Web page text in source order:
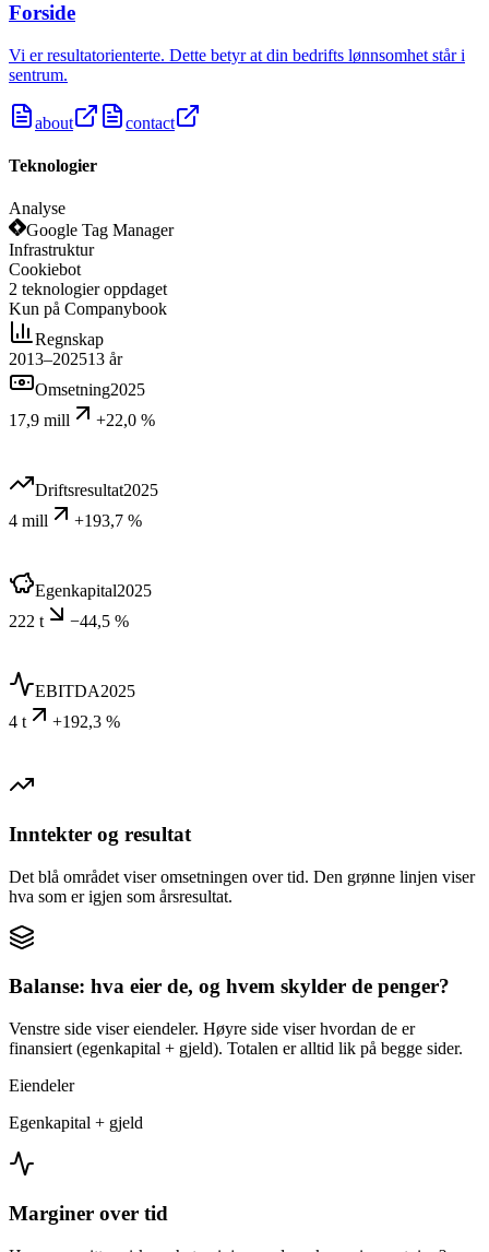
Forside
Vi er resultatorienterte. Dette betyr at din bedrifts lønnsomhet står i
sentrum.
about contact
Teknologier
Analyse
Google Tag Manager
Infrastruktur
Cookiebot
2 teknologier oppdaget
Kun på Companybook
Regnskap
2013–202513 år
Omsetning2025
17,9 mill
+22,0 %
Driftsresultat2025
4 mill
+193,7 %
Egenkapital2025
222 t
−44,5 %
EBITDA2025
4 t
+192,3 %
Inntekter og resultat
Det blå området viser omsetningen over tid. Den grønne linjen viser
hva som er igjen som årsresultat.
Balanse: hva eier de, og hvem skylder de penger?
Venstre side viser eiendeler. Høyre side viser hvordan de er
finansiert (egenkapital + gjeld). Totalen er alltid lik på begge sider.
Eiendeler
Egenkapital + gjeld
Marginer over tid